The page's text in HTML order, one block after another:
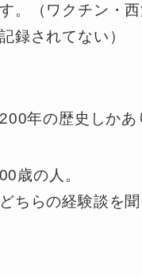
。（ワクチン・
録されてない）
年の歴史しかあ
歳の人。
ちらの経験談を